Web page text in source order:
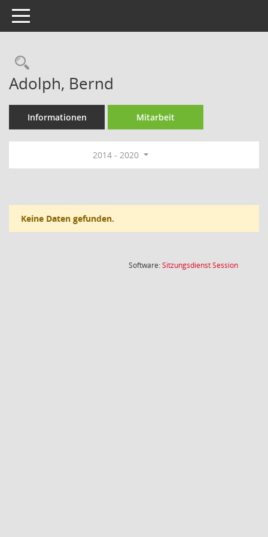
Toggle navigation
Rechercheauswahl
Adolph, Bernd
Informationen Mitarbeit
2014 - 2020
Keine Daten gefunden.
Software:SitzungsdienstSession(Wird in